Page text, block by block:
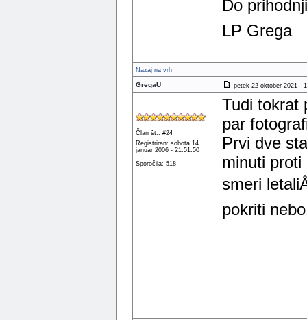
Do
LP Grega
Nazaj na vrh
GregaU petek 22 oktober 2021 -
Član št.: #24
Registriran: sobota 14
januar 2006 - 21:51:50
Sporočila: 518
Tudi tokrat
par
Prvi dve
minuti
smeri
pokriti